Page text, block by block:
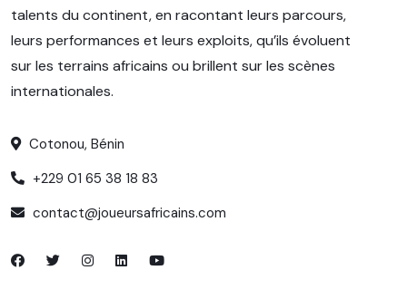
talents du continent, en racontant leurs parcours,
leurs performances et leurs exploits, qu’ils évoluent
sur les terrains africains ou brillent sur les scènes
internationales.
Cotonou, Bénin
+229 01 65 38 18 83
contact@joueursafricains.com